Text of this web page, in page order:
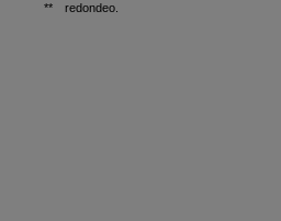
**
redondeo.